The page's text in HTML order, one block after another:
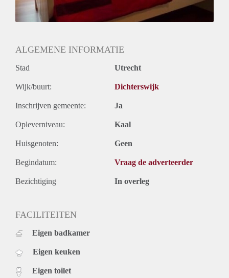
ALGEMENE INFORMATIE
Stad Utrecht
Wijk/buurt: Dichterswijk
Inschrijven gemeente: Ja
Opleverniveau: Kaal
Huisgenoten: Geen
Begindatum: Vraag de adverteerder
Bezichtiging In overleg
FACILITEITEN
Eigen badkamer
Eigen keuken
Eigen toilet